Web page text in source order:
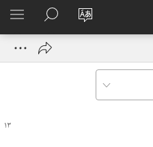
تغيير
الموقع
تسجيل
الدخول
نافذة
البحث
في
JW.‎ORG